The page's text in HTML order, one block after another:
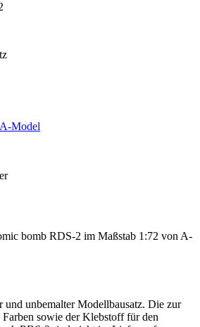
Model
bomb RDS-2 im Maßstab 1:72 von A-
und unbemalter Modellbausatz. Die zur
sowie der Klebstoff für den